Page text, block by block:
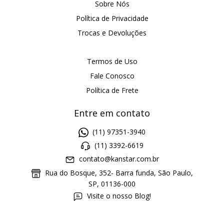
Sobre Nós
Política de Privacidade
Trocas e Devoluções
Termos de Uso
Fale Conosco
Política de Frete
Entre em contato
(11) 97351-3940
(11) 3392-6619
contato@kanstar.com.br
Rua do Bosque, 352- Barra funda, São Paulo,
SP, 01136-000
Visite o nosso Blog!